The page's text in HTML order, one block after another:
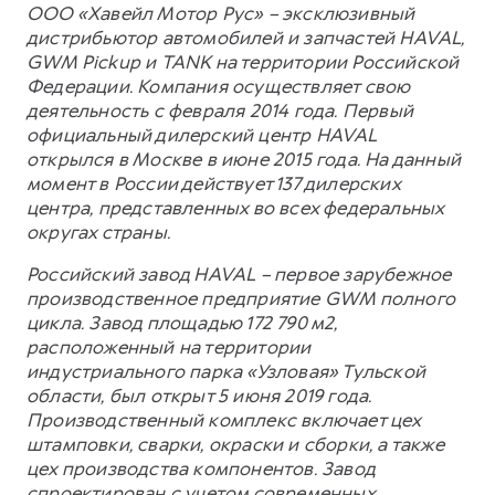
ООО «Хавейл Мотор Рус» – эксклюзивный
дистрибьютор автомобилей и запчастей HAVAL,
GWM Pickup и TANK на территории Российской
Федерации. Компания осуществляет свою
деятельность с февраля 2014 года. Первый
официальный дилерский центр HAVAL
открылся в Москве в июне 2015 года. На данный
момент в России действует 137 дилерских
центра, представленных во всех федеральных
округах страны.
Российский завод HAVAL – первое зарубежное
производственное предприятие GWM полного
цикла. Завод площадью 172 790 м2,
расположенный на территории
индустриального парка «Узловая» Тульской
области, был открыт 5 июня 2019 года.
Производственный комплекс включает цех
штамповки, сварки, окраски и сборки, а также
цех производства компонентов. Завод